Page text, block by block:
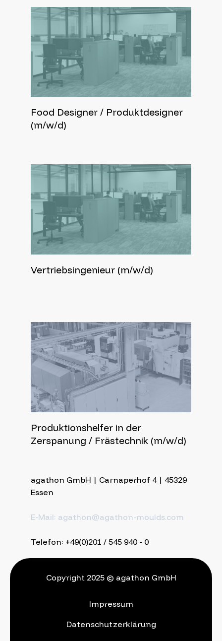
Food Designer / Produktdesigner
(m/w/d)
Vertriebsingenieur (m/w/d)
Produktionshelfer in der
Zerspanung / Frästechnik (m/w/d)
agathon GmbH | Carnaperhof 4 | 45329
Essen
E-Mail: agathon@agathon-moulds.com
Telefon: +49(0)201 / 545 940 - 0
Copyright 2025 © agathon GmbH
Impressum
Datenschutzerklärung